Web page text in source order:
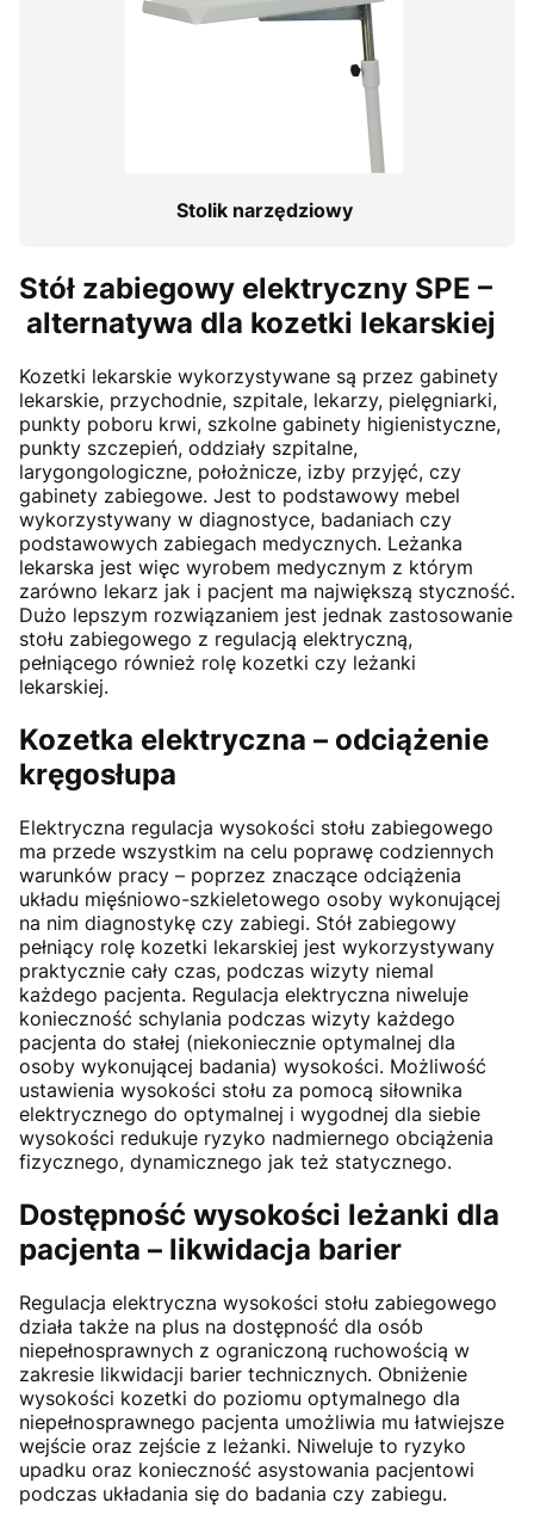
Stolik narzędziowy
Stół zabiegowy elektryczny SPE –
alternatywa dla kozetki lekarskiej
Kozetki lekarskie wykorzystywane są przez gabinety
lekarskie, przychodnie, szpitale, lekarzy, pielęgniarki,
punkty poboru krwi, szkolne gabinety higienistyczne,
punkty szczepień, oddziały szpitalne,
larygongologiczne, położnicze, izby przyjęć, czy
gabinety zabiegowe. Jest to podstawowy mebel
wykorzystywany w diagnostyce, badaniach czy
podstawowych zabiegach medycznych. Leżanka
lekarska jest więc wyrobem medycznym z którym
zarówno lekarz jak i pacjent ma największą styczność.
Dużo lepszym rozwiązaniem jest jednak zastosowanie
stołu zabiegowego z regulacją elektryczną,
pełniącego również rolę kozetki czy leżanki
lekarskiej.
Kozetka elektryczna – odciążenie
kręgosłupa
Elektryczna regulacja wysokości stołu zabiegowego
ma przede wszystkim na celu poprawę codziennych
warunków pracy – poprzez znaczące odciążenia
układu mięśniowo-szkieletowego osoby wykonującej
na nim diagnostykę czy zabiegi. Stół zabiegowy
pełniący rolę kozetki lekarskiej jest wykorzystywany
praktycznie cały czas, podczas wizyty niemal
każdego pacjenta. Regulacja elektryczna niweluje
konieczność schylania podczas wizyty każdego
pacjenta do stałej (niekoniecznie optymalnej dla
osoby wykonującej badania) wysokości. Możliwość
ustawienia wysokości stołu za pomocą siłownika
elektrycznego do optymalnej i wygodnej dla siebie
wysokości redukuje ryzyko nadmiernego obciążenia
fizycznego, dynamicznego jak też statycznego.
Dostępność wysokości leżanki dla
pacjenta – likwidacja barier
Regulacja elektryczna wysokości stołu zabiegowego
działa także na plus na dostępność dla osób
niepełnosprawnych z ograniczoną ruchowością w
zakresie likwidacji barier technicznych. Obniżenie
wysokości kozetki do poziomu optymalnego dla
niepełnosprawnego pacjenta umożliwia mu łatwiejsze
wejście oraz zejście z leżanki. Niweluje to ryzyko
upadku oraz konieczność asystowania pacjentowi
podczas układania się do badania czy zabiegu.